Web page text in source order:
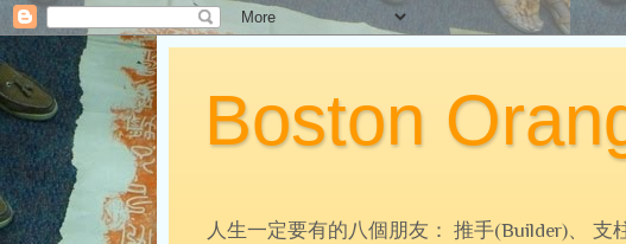
Boston
人生一定要有的八個朋友： 推手(Builder)、 支